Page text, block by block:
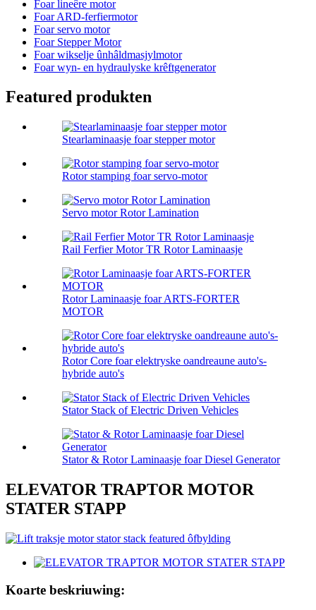
Foar lineêre motor
Foar ARD-ferfiermotor
Foar servo motor
Foar Stepper Motor
Foar wikselje ûnhâldmasjylmotor
Foar wyn- en hydraulyske krêftgenerator
Featured produkten
Stearlaminaasje foar stepper motor
Rotor stamping foar servo-motor
Servo motor Rotor Lamination
Rail Ferfier Motor TR Rotor Laminaasje
Rotor Laminaasje foar ARTS-FORTER
MOTOR
Rotor Core foar elektryske oandreaune auto's-
hybride auto's
Stator Stack of Electric Driven Vehicles
Stator & Rotor Laminaasje foar Diesel Generator
ELEVATOR TRAPTOR MOTOR
STATER STAPP
Koarte beskriuwing: